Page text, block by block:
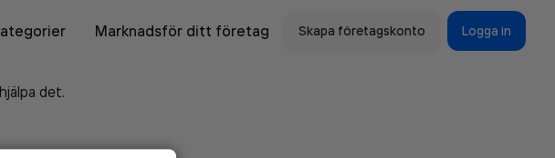
Marknadsför ditt företag Skapa företagskonto Logga in
det.